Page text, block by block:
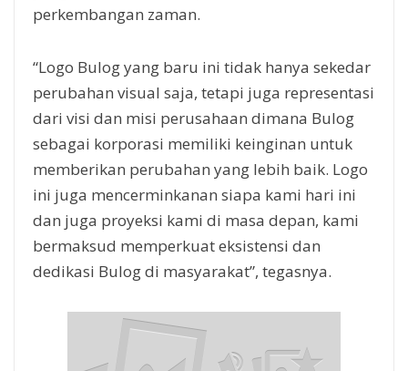
perkembangan zaman.
“Logo Bulog yang baru ini tidak hanya sekedar
perubahan visual saja, tetapi juga representasi
dari visi dan misi perusahaan dimana Bulog
sebagai korporasi memiliki keinginan untuk
memberikan perubahan yang lebih baik. Logo
ini juga mencerminkanan siapa kami hari ini
dan juga proyeksi kami di masa depan, kami
bermaksud memperkuat eksistensi dan
dedikasi Bulog di masyarakat”, tegasnya.